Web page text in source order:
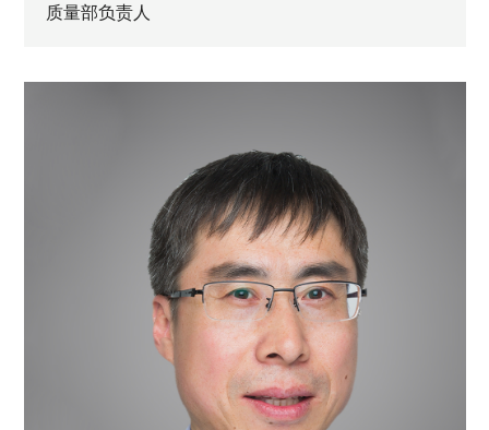
质量部负责人